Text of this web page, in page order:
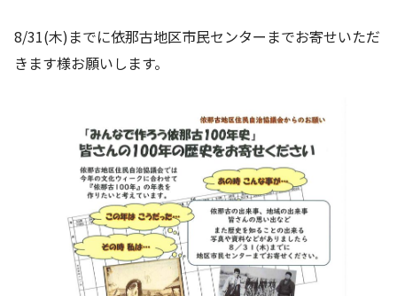
8/31(木)までに依那古地区市民センターまでお寄せいただ
きます様お願いします。